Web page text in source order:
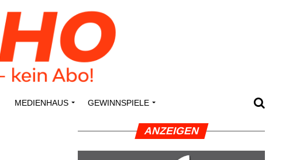
MEDI­EN­HAUS GEWINN­SPIE­LE
ANZEI­GEN